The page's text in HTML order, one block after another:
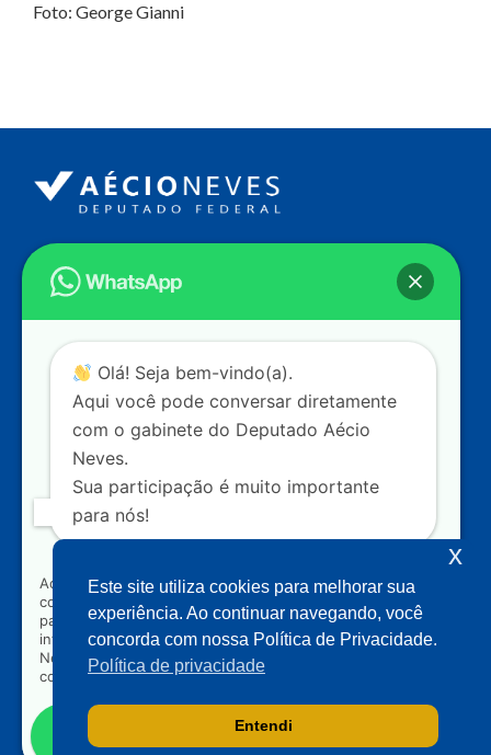
Foto: George Gianni
Endereço
Câmara dos Deputados
Ed. Principal, Ala C – Gabinete
Contato
dep.aecioneves@camara.leg.br
+55 (61) 3215-5964
+55 (31) 3261-0121
+55 (31) 97150-0834
Nossas redes
Acompanhe o meu mandato
Olá! Seja bem-vindo(a).
Aqui você pode conversar diretamente
com o gabinete do Deputado Aécio
Neves.
Sua participação é muito importante
para nós!
Ao clicar para iniciar o contato pelo WhatsApp, você
concorda que seus dados serão utilizados exclusivamente
para atendimento relacionado às demandas, sugestões ou
informações referentes ao mandato do Deputado Aécio
Neves. Seus dados serão tratados com sigilo e não serão
compartilhados com terceiros.
Falar com gabinete
Este site utiliza cookies para melhorar sua
experiência. Ao continuar navegando, você
concorda com nossa Política de Privacidade.
Política de privacidade
Entendi
x